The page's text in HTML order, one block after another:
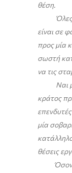
θέση.
Όλες οι
είναι σε
προς μία
σωστή
να τις
Ναι μεν
κράτος
μία
θέσεις
Όσον